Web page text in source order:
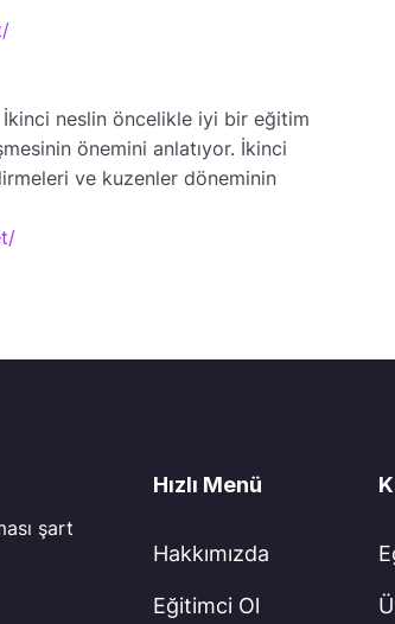
neslin öncelikle iyi bir eğitim
önemini anlatıyor. İkinci
ve kuzenler döneminin
şart
Hızlı Menü
Hakkımızda
Eğitimci Ol